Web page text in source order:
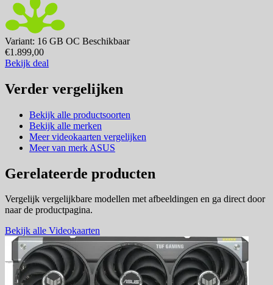
Variant: 16 GB OC Beschikbaar
€1.899,00
Bekijk deal
Verder vergelijken
Bekijk alle productsoorten
Bekijk alle merken
Meer videokaarten vergelijken
Meer van merk ASUS
Gerelateerde producten
Vergelijk vergelijkbare modellen met afbeeldingen en ga direct door
naar de productpagina.
Bekijk alle Videokaarten